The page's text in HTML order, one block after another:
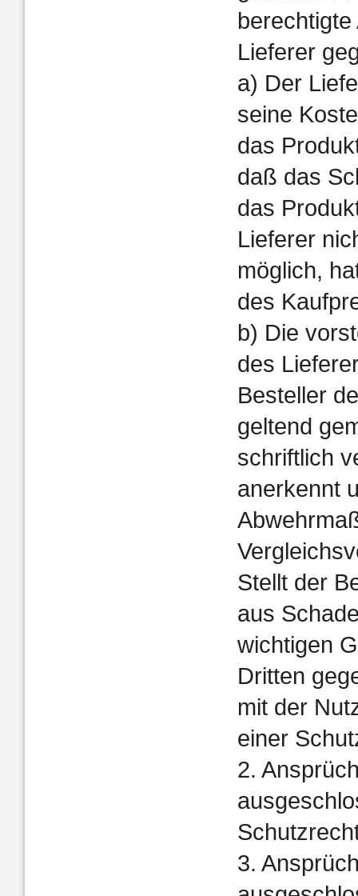
Lieferer
a) Der
seine
das
daß das
das
Lieferer
möglich,
des
b) Die
des
Besteller
geltend
schriftlich
anerkennt
Stellt der
aus
wichtigen
Dritten
mit der
einer
2.
3.